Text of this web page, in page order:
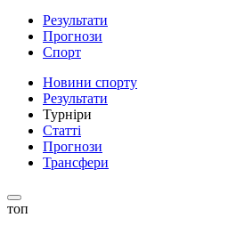
Результати
Прогнози
Спорт
Новини спорту
Результати
Турніри
Статті
Прогнози
Трансфери
топ